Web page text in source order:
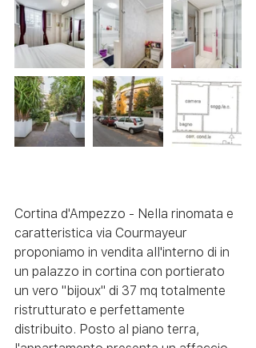
Cortina d'Ampezzo - Nella rinomata e
caratteristica via Courmayeur
proponiamo in vendita all'interno di in
un palazzo in cortina con portierato
un vero "bijoux" di 37 mq totalmente
ristrutturato e perfettamente
distribuito. Posto al piano terra,